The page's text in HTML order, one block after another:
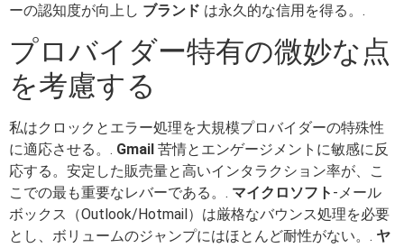
ーの認知度が向上し ブランド は永久的な信用を得る。.
プロバイダー特有の微妙な点
を考慮する
私はクロックとエラー処理を大規模プロバイダーの特殊性
に適応させる。. Gmail 苦情とエンゲージメントに敏感に反
応する。安定した販売量と高いインタラクション率が、こ
こでの最も重要なレバーである。. マイクロソフト -メール
ボックス（Outlook/Hotmail）は厳格なバウンス処理を必要
とし、ボリュームのジャンプにはほとんど耐性がない。. ヤ